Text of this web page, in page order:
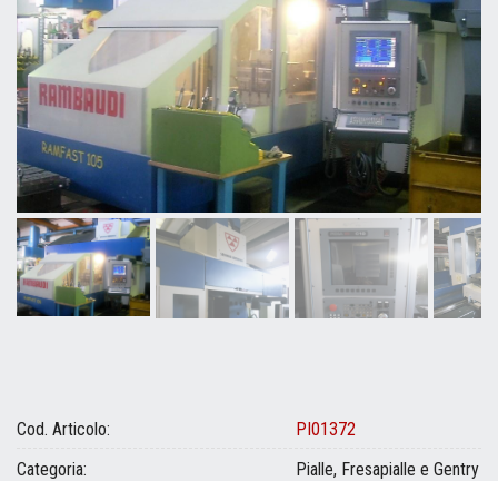
Cod. Articolo:
PI01372
Categoria:
Pialle, Fresapialle e Gentry